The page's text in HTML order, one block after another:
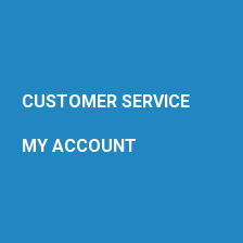
CUSTOMER SERVICE
MY ACCOUNT